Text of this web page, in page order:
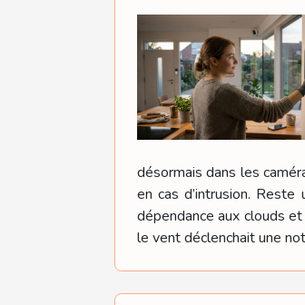
désormais dans les
en cas d’intrusion.
dépendance aux clouds
le vent déclenchait une